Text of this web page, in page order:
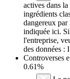
actives dans
ingrédients
dangereux
indiquée ici. Si
l'entreprise,
des données :
Controverses
0.61%